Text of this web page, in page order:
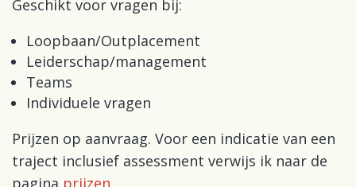
Geschikt voor vragen bij:
Loopbaan/Outplacement
Leiderschap/management
Teams
Individuele vragen
Prijzen op aanvraag. Voor een indicatie van een
traject inclusief assessment verwijs ik naar de
pagina prijzen.